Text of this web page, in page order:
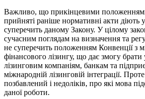
Важливо, що прикінцевими
прийняті раніше нормативні акти діють
суперечить даному Закону. У цілому
сучасним поглядам на визначення та
не суперечить положенням Конвенції з
фінансового лізингу, що дає змогу брати
лізинговим компаніям, банкам та
міжнародній лізинговій інтеграції.
позбавлений і недоліків, про які мова
даної роботи.